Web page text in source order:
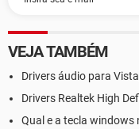
VEJA TAMBÉM
Drivers áudio para
Drivers Realtek High
Qual e a tecla windows